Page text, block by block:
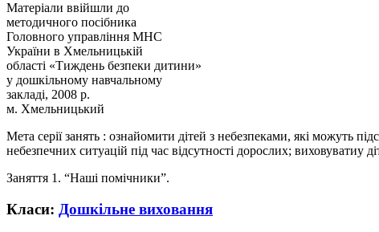
Матеріали ввійшли до
методичного посібника
Головного управління МНС
України в Хмельницькій
області «Тиждень безпеки дитини»
у дошкільному навчальному
закладі, 2008 р.
м. Хмельницький
Мета серії занять : ознайомити дітей з небезпеками, які можуть
небезпечних ситуацій під час відсутності дорослих; виховуватиу
Заняття 1. “Наші помічники”.
Класи: Дошкільне виховання